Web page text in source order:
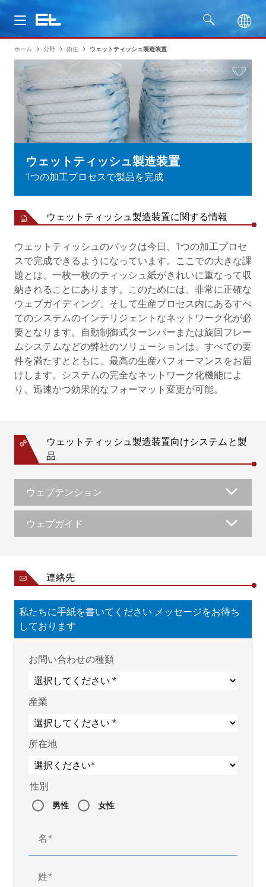
製品
分野
サービス
ホーム 分野 衛生 ウェットティッシュ製造装置
ウェットティッシュ製造装置
1つの加工プロセスで製品を完成
ウェットティッシュ製造装置に関する情報
ウェットティッシュのパックは今日、1つの加工プロセ
スで完成できるようになっています。ここでの大きな課
題とは、一枚一枚のティッシュ紙がきれいに重なって収
納されることにあります。このためには、非常に正確な
ウェブガイディング、そして生産プロセス内にあるすべ
てのシステムのインテリジェントなネットワーク化が必
要となります。自動制御式ターンバーまたは旋回フレー
ムシステムなどの弊社のソリューションは、すべての要
件を満たすとともに、最高の生産パフォーマンスをお届
けします。システムの完全なネットワーク化機能によ
り、迅速かつ効果的なフォーマット変更が可能。
ウェットティッシュ製造装置向けシステムと製
品
ウェブテンション
ウェブガイド
連絡先
私たちに手紙を書いてください メッセージをお待ち
しております
お問い合わせの種類
産業
所在地
性別
男性 女性
名
姓